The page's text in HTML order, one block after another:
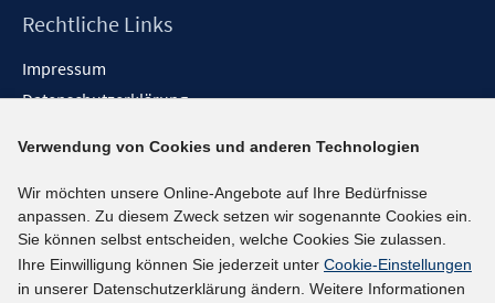
Rechtliche Links
Impressum
Datenschutzerklärung
Barrieren melden
Social-Media-Kanäle
BlueSky
YouTube
Verwendung von Cookies und anderen Technologien
Wir möchten unsere Online-Angebote auf Ihre Bedürfnisse
anpassen. Zu diesem Zweck setzen wir sogenannte Cookies ein.
Sie können selbst entscheiden, welche Cookies Sie zulassen.
Ihre Einwilligung können Sie jederzeit unter Cookie-Einstellungen
in unserer Datenschutzerklärung ändern. Weitere Informationen